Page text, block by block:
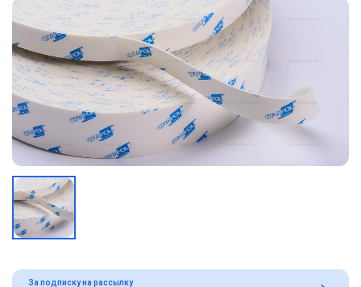
За подписку на рассылку